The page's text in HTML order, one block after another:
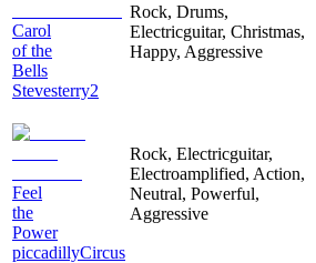
Carol
of the
Bells
Stevesterry2
Rock, Drums,
Electricguitar, Christmas,
Happy, Aggressive
Feel
the
Power
piccadillyCircus
Rock, Electricguitar,
Electroamplified, Action,
Neutral, Powerful,
Aggressive